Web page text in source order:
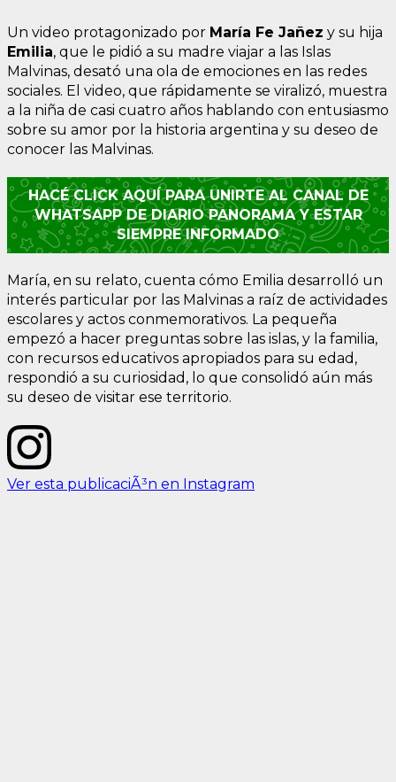
Un video protagonizado por María Fe Jañez y su hija
Emilia, que le pidió a su madre viajar a las Islas
Malvinas, desató una ola de emociones en las redes
sociales. El video, que rápidamente se viralizó, muestra
a la niña de casi cuatro años hablando con entusiasmo
sobre su amor por la historia argentina y su deseo de
conocer las Malvinas.
HACÉ CLICK AQUÍ PARA UNIRTE AL CANAL DE
WHATSAPP DE DIARIO PANORAMA Y ESTAR
SIEMPRE INFORMADO
María, en su relato, cuenta cómo Emilia desarrolló un
interés particular por las Malvinas a raíz de actividades
escolares y actos conmemorativos. La pequeña
empezó a hacer preguntas sobre las islas, y la familia,
con recursos educativos apropiados para su edad,
respondió a su curiosidad, lo que consolidó aún más
su deseo de visitar ese territorio.
Ver esta publicaciÃ³n en Instagram